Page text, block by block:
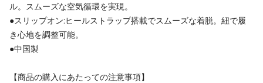
ル。スムーズな空気循環を実現。
●スリップオン:ヒールストラップ搭載でスムーズな着脱。紐で履
き心地を調整可能。
●中国製
【商品の購入にあたっての注意事項】